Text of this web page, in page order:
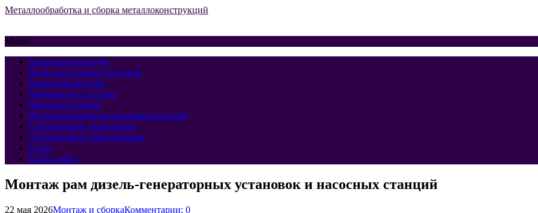
Металлообработка и сборка металлоконструкций
Меню
Безопасность труда
Виды металлоконструкций
Контроль качества
Материалы и сплавы
Монтаж и сборка
Проектирование металлоконструкций
Современные технологии
Технологии и оборудование
О нас
Карта сайта
Монтаж рам дизель-генераторных установок и насосных станций
22 мая 2026Монтаж и сборкаКомментарии: 0